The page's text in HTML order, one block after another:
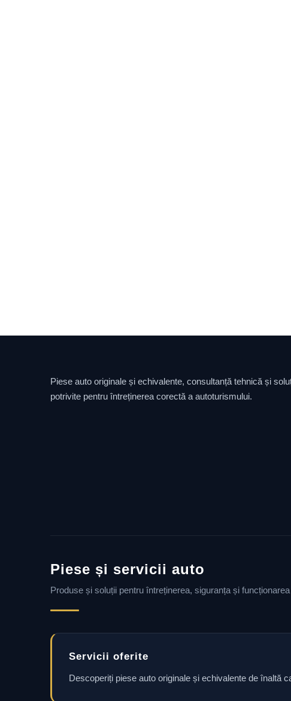
Piese auto originale și echivalente, consultanță tehnică și
potrivite pentru întreținerea corectă a autoturismului.
Piese și servicii auto
Produse și soluții pentru întreținerea, siguranța și
Servicii oferite
Descoperiți piese auto originale și echivalente de înaltă